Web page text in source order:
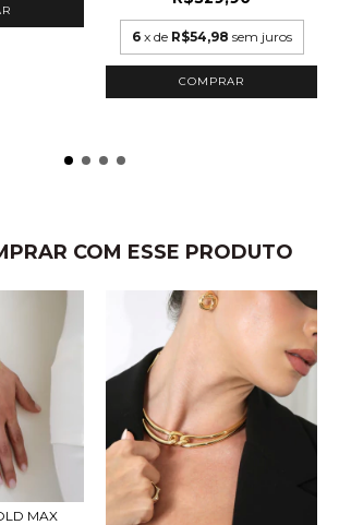
6 x de R$54,98 sem juros
COMPRAR
COM ESSE PRODUTO
MAX